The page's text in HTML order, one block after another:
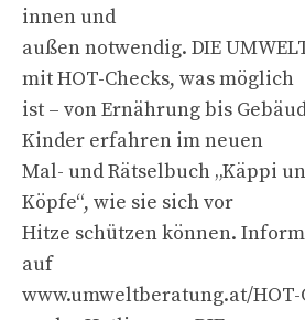
innen und
außen notwendig. DIE
mit HOT-Checks, was möglich
ist – von Ernährung bis
Kinder erfahren im neuen
Mal- und Rätselbuch „Käppi
Köpfe“, wie sie sich vor
Hitze schützen können.
auf
www.umweltberatung.at/